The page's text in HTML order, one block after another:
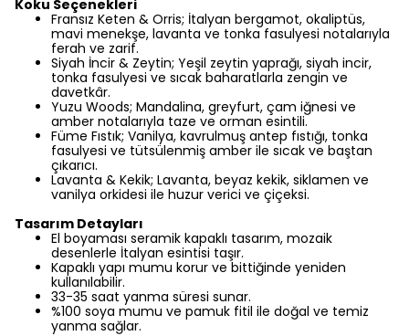
Koku Seçenekleri
Fransız Keten & Orris; İtalyan bergamot, okaliptüs,
mavi menekşe, lavanta ve tonka fasulyesi notalarıyla
ferah ve zarif.
Siyah İncir & Zeytin; Yeşil zeytin yaprağı, siyah incir,
tonka fasulyesi ve sıcak baharatlarla zengin ve
davetkâr.
Yuzu Woods; Mandalina, greyfurt, çam iğnesi ve
amber notalarıyla taze ve orman esintili.
Füme Fıstık; Vanilya, kavrulmuş antep fıstığı, tonka
fasulyesi ve tütsülenmiş amber ile sıcak ve baştan
çıkarıcı.
Lavanta & Kekik; Lavanta, beyaz kekik, siklamen ve
vanilya orkidesi ile huzur verici ve çiçeksi.
Tasarım Detayları
El boyaması seramik kapaklı tasarım, mozaik
desenlerle İtalyan esintisi taşır.
Kapaklı yapı mumu korur ve bittiğinde yeniden
kullanılabilir.
33-35 saat yanma süresi sunar.
%100 soya mumu ve pamuk fitil ile doğal ve temiz
yanma sağlar.